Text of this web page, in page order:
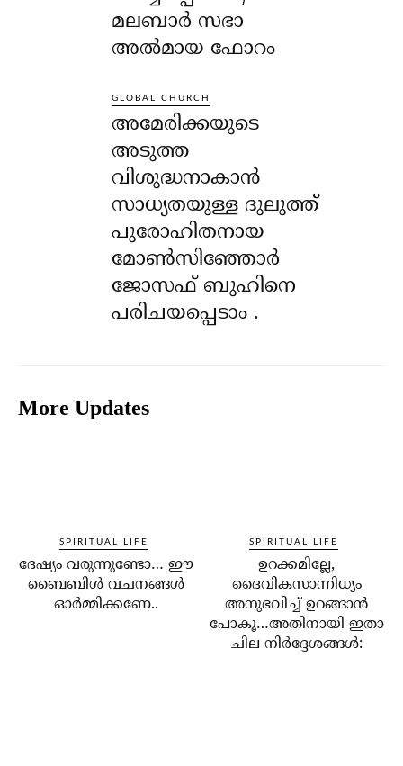
മലബാർ സഭാ
അൽമായ ഫോറം
GLOBAL CHURCH
അമേരിക്കയുടെ
അടുത്ത
വിശുദ്ധനാകാൻ
സാധ്യതയുള്ള ദുലുത്ത്
പുരോഹിതനായ
മോൺസിഞ്ഞോർ
ജോസഫ് ബുഹിനെ
പരിചയപ്പെടാം .
More Updates
SPIRITUAL LIFE
ദേഷ്യം വരുന്നുണ്ടോ… ഈ
ബൈബിള്‍ വചനങ്ങള്‍
ഓര്‍മ്മിക്കണേ..
SPIRITUAL LIFE
ഉറക്കമില്ലേ,
ദൈവികസാന്നിധ്യം
അനുഭവിച്ച് ഉറങ്ങാന്‍
പോകൂ…അതിനായി ഇതാ
ചില നിര്‍ദ്ദേശങ്ങള്‍: